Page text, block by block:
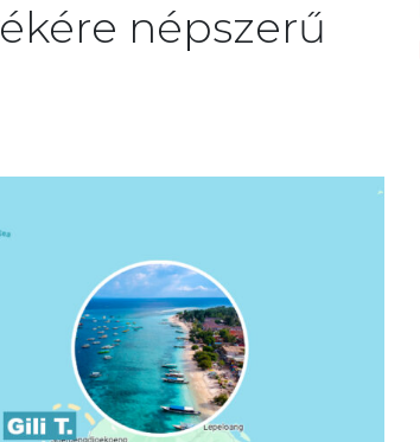
népszerű